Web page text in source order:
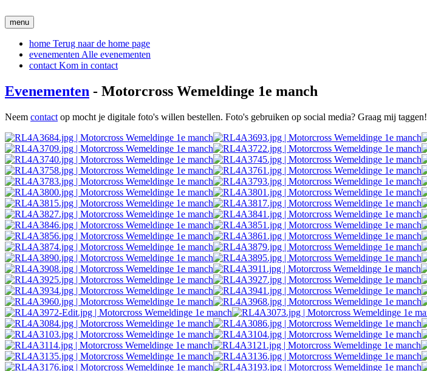
menu
home Terug naar de home page
evenementen Alle evenementen
contact Kom in contact
Evenementen - Motorcross Wemeldinge 1e manch
Neem contact op mocht je digitale foto's willen bestellen. Foto's gebruiken op social media? Graag mij taggen!